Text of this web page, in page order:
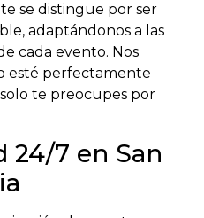
se distingue por ser
adaptándonos a las
cada evento. Nos
esté perfectamente
te preocupes por
24/7 en San